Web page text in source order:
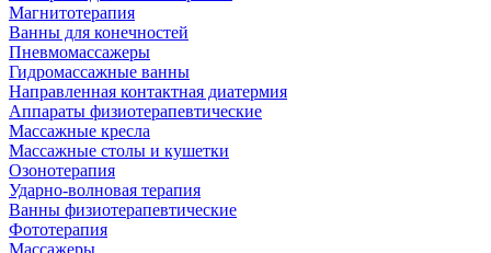
Магнитотерапия
Ванны для конечностей
Пневмомассажеры
Гидромассажные ванны
Направленная контактная диатермия
Аппараты физиотерапевтические
Массажные кресла
Массажные столы и кушетки
Озонотерапия
Ударно-волновая терапия
Ванны физиотерапевтические
Фототерапия
Массажеры